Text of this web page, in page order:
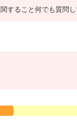
すること何でも質問し